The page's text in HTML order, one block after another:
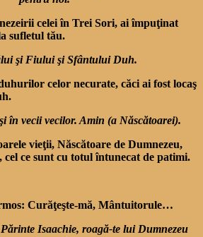
celei în Trei Sori, ai împuţinat
sufletul tău.
şi Fiului şi Sfântului Duh.
celor necurate, căci ai fost locaş
în vecii vecilor. Amin (a Născătoarei).
vieţii, Născătoare de Dumnezeu,
cel ce sunt cu totul întunecat de patimi.
Curăţeşte-mă, Mântuitorule…
Isaachie, roagă-te lui Dumnezeu